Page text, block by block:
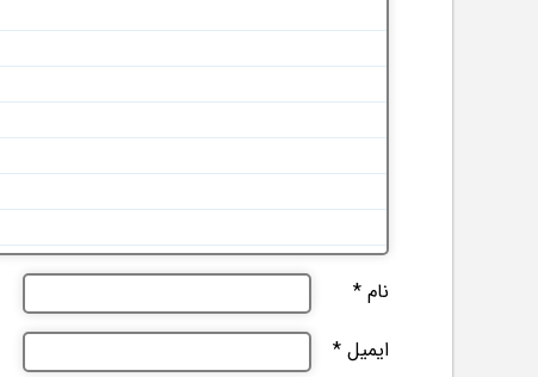
نام *
ایمیل *